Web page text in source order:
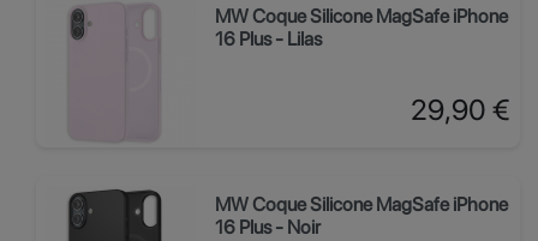
MW Coque Silicone MagSafe iPhone
16 Plus - Lilas
Prix
29,90 €
MW Coque Silicone MagSafe iPhone
16 Plus - Noir